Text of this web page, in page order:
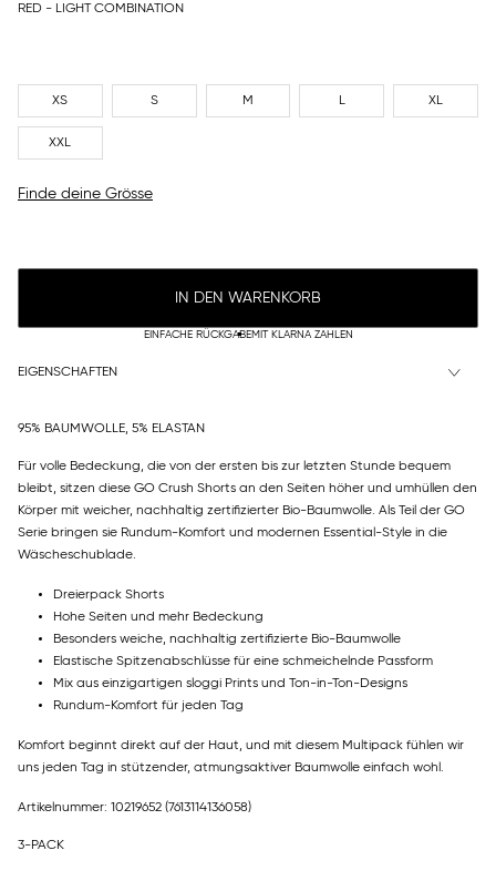
RED - LIGHT COMBINATION
XS S M L XL
XXL
Finde deine Grösse
IN DEN WARENKORB
EINFACHE RÜCKGABEMIT KLARNA ZAHLEN
EIGENSCHAFTEN
95% BAUMWOLLE, 5% ELASTAN
Für volle Bedeckung, die von der ersten bis zur letzten Stunde bequem
bleibt, sitzen diese GO Crush Shorts an den Seiten höher und umhüllen den
Körper mit weicher, nachhaltig zertifizierter Bio-Baumwolle. Als Teil der GO
Serie bringen sie Rundum-Komfort und modernen Essential-Style in die
Wäscheschublade.
Dreierpack Shorts
Hohe Seiten und mehr Bedeckung
Besonders weiche, nachhaltig zertifizierte Bio-Baumwolle
Elastische Spitzenabschlüsse für eine schmeichelnde Passform
Mix aus einzigartigen sloggi Prints und Ton-in-Ton-Designs
Rundum-Komfort für jeden Tag
Komfort beginnt direkt auf der Haut, und mit diesem Multipack fühlen wir
uns jeden Tag in stützender, atmungsaktiver Baumwolle einfach wohl.
Artikelnummer: 10219652 (7613114136058)
3-PACK